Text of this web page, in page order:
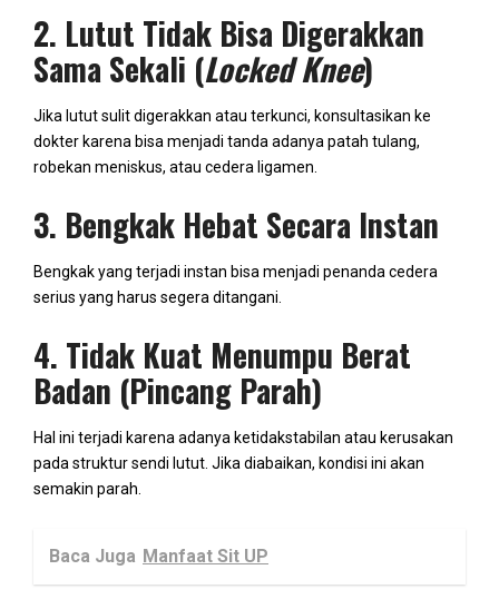
2. Lutut Tidak Bisa Digerakkan
Sama Sekali (Locked Knee)
Jika lutut sulit digerakkan atau terkunci, konsultasikan ke
dokter karena bisa menjadi tanda adanya patah tulang,
robekan meniskus, atau cedera ligamen.
3. Bengkak Hebat Secara Instan
Bengkak yang terjadi instan bisa menjadi penanda cedera
serius yang harus segera ditangani.
4. Tidak Kuat Menumpu Berat
Badan (Pincang Parah)
Hal ini terjadi karena adanya ketidakstabilan atau kerusakan
pada struktur sendi lutut. Jika diabaikan, kondisi ini akan
semakin parah.
Baca Juga Manfaat Sit UP